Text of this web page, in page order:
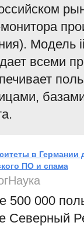
Модель
всеми
в Германии
ПО и спама
500 000
Северный